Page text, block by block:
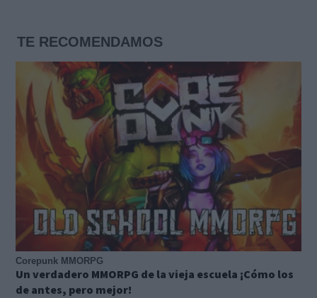
TE RECOMENDAMOS
Corepunk MMORPG
Un verdadero MMORPG de la vieja escuela ¡Cómo los
de antes, pero mejor!